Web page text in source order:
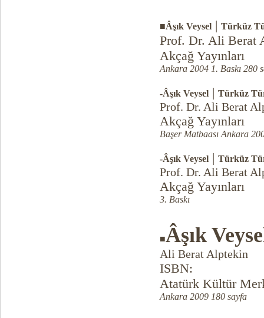
■Âşık Veysel | Türküz
Prof. Dr. Ali Berat
Akçağ Yayınları
Ankara 2004 1. Baskı 280
-Âşık Veysel | Türküz
Prof. Dr. Ali Berat
Akçağ Yayınları
Başer Matbaası Ankara
-Âşık Veysel | Türküz
Prof. Dr. Ali Berat
Akçağ Yayınları
3. Baskı
■Âşık
Ali Berat Alptekin
ISBN:
Atatürk Kültür
Ankara 2009 180 sayfa